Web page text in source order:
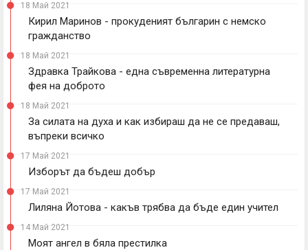
18 Май 2021
Кирил Маринов - прокуденият българин с немско
гражданство
18 Май 2021
Здравка Трайкова - една съвременна литературна
фея на доброто
18 Май 2021
За силата на духа и как избираш да не се предаваш,
въпреки всичко
17 Май 2021
Изборът да бъдеш добър
17 Май 2021
Лиляна Йотова - какъв трябва да бъде един учител
14 Май 2021
Моят ангел в бяла престилка